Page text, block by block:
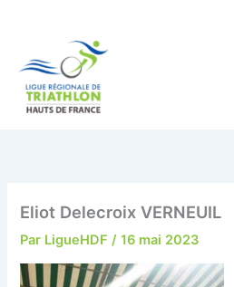
Eliot Delecroix VERNEUIL
Par LigueHDF/16 mai 2023